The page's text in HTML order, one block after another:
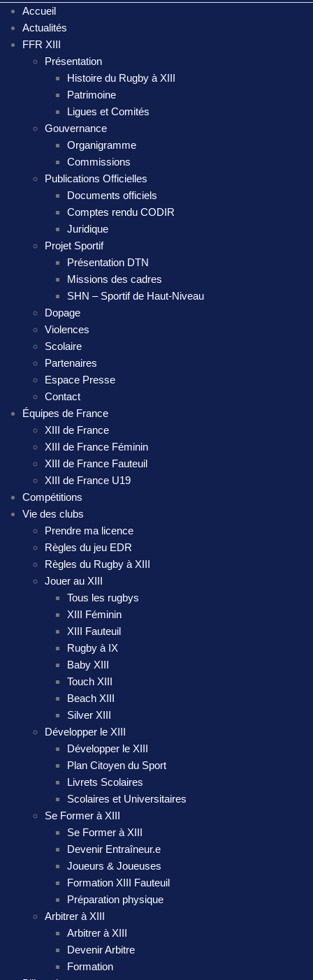
Accueil
Actualités
FFR XIII
Présentation
Histoire du Rugby à XIII
Patrimoine
Ligues et Comités
Gouvernance
Organigramme
Commissions
Publications Officielles
Documents officiels
Comptes rendu CODIR
Juridique
Projet Sportif
Présentation DTN
Missions des cadres
SHN – Sportif de Haut-Niveau
Dopage
Violences
Scolaire
Partenaires
Espace Presse
Contact
Équipes de France
XIII de France
XIII de France Féminin
XIII de France Fauteuil
XIII de France U19
Compétitions
Vie des clubs
Prendre ma licence
Règles du jeu EDR
Règles du Rugby à XIII
Jouer au XIII
Tous les rugbys
XIII Féminin
XIII Fauteuil
Rugby à IX
Baby XIII
Touch XIII
Beach XIII
Silver XIII
Développer le XIII
Développer le XIII
Plan Citoyen du Sport
Livrets Scolaires
Scolaires et Universitaires
Se Former à XIII
Se Former à XIII
Devenir Entraîneur.e
Joueurs & Joueuses
Formation XIII Fauteuil
Préparation physique
Arbitrer à XIII
Arbitrer à XIII
Devenir Arbitre
Formation